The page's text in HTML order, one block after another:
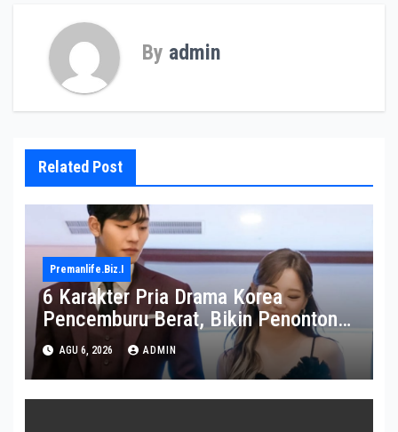
By admin
Related Post
Premanlife.biz.i
6 Karakter Pria Drama Korea
Pencemburu Berat, Bikin Penonton
Gemas
AGU 6, 2026 ADMIN